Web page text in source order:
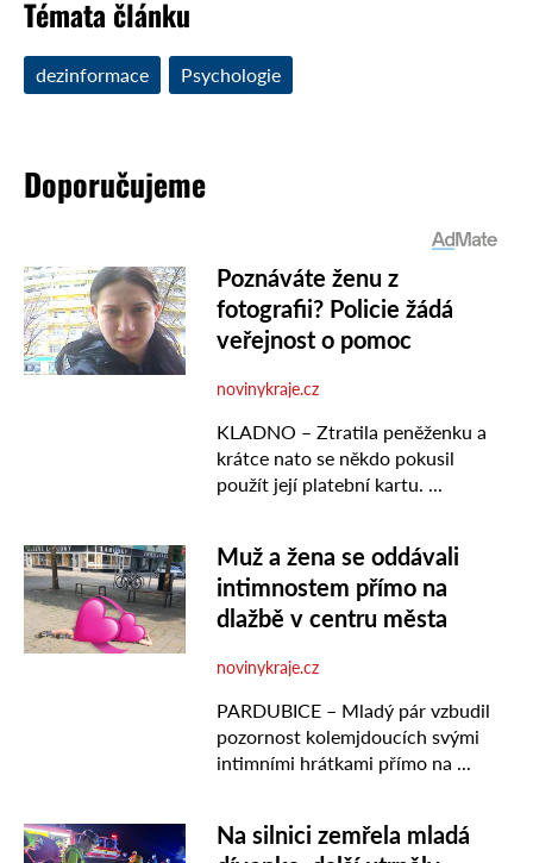
Témata článku
dezinformace Psychologie
Doporučujeme